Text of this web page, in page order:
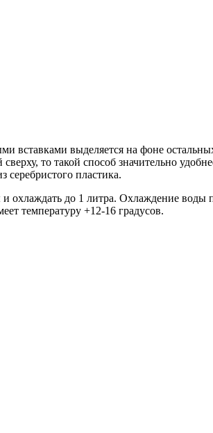
вставками выделяется на фоне
то такой способ значительно
серебристого пластика.
и охлаждать до 1 литра. Охлаждение
температуру +12-16 градусов.